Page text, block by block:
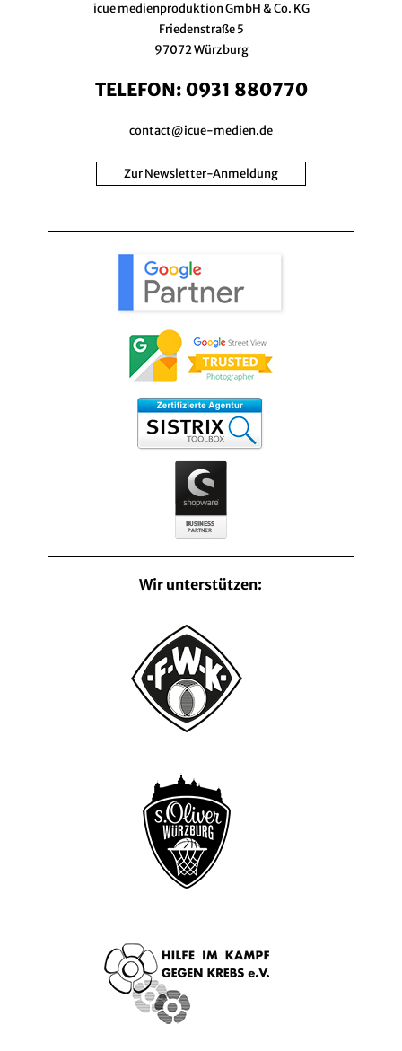
icue medienproduktion GmbH & Co. KG
Friedenstraße 5
97072 Würzburg
TELEFON: 0931 880770
contact@icue-medien.de
Zur Newsletter-Anmeldung
Wir unterstützen: